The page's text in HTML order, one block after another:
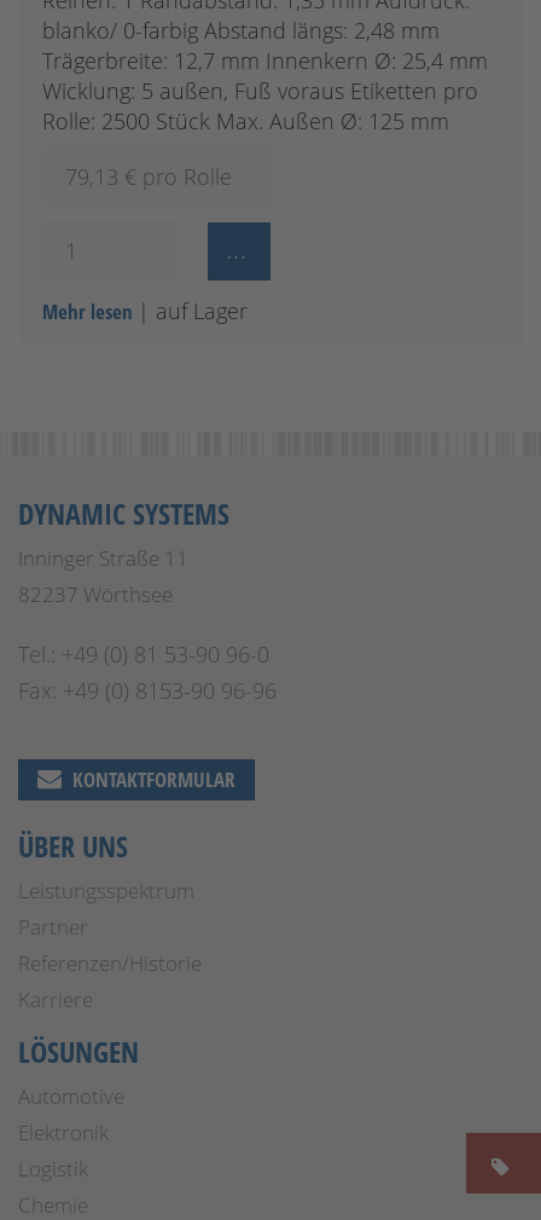
blanko/ 0-farbig Abstand längs: 2,48 mm
Trägerbreite: 12,7 mm Innenkern Ø: 25,4 mm
Wicklung: 5 außen, Fuß voraus Etiketten pro
Rolle: 2500 Stück Max. Außen Ø: 125 mm
79,13 € pro Rolle
Mehr lesen | auf Lager
DYNAMIC SYSTEMS
Inninger Straße 11
82237 Wörthsee
Tel.: +49 (0) 81 53-90 96-0
Fax: +49 (0) 8153-90 96-96
KONTAKTFORMULAR
ÜBER UNS
Leistungsspektrum
Partner
Referenzen/Historie
Karriere
LÖSUNGEN
Automotive
Elektronik
Logistik
Chemie